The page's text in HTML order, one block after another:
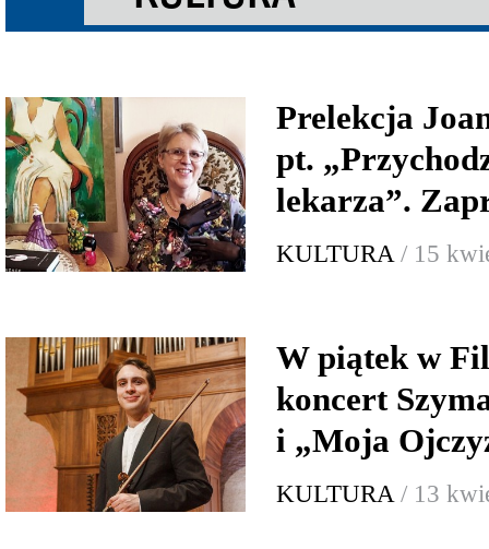
Prelekcja
pt.
lekarza”.
KULTURA / 15
W piątek w
koncert
i „Moja
KULTURA / 13